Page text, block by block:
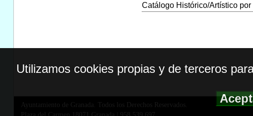
Catálogo Histórico/Artístico
Ayuntamiento de Granada. Todos los Derechos Reservados.
Utilizamos cookies propias y de terceros